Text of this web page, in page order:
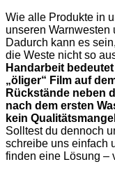
Wie alle Produkte in
unseren Warnwesten
Dadurch kann es
die Weste nicht so
Handarbeit
„öliger“ Film auf
Rückstände neben
nach dem ersten
kein
Solltest du dennoch
schreibe uns einfach
finden eine Lösung –